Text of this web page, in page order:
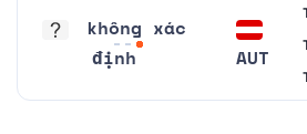
không xác
định
AUT